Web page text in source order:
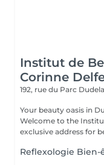
Institut de
Corinne
192, rue du Parc
Your beauty oasis in
Welcome to the
exclusive address for
Reflexologie Bien-